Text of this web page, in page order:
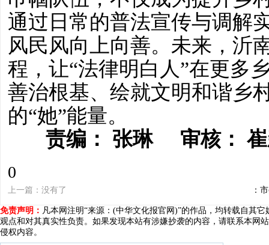
通过日常的普法宣传与调解
风民风向上向善。未来，沂
程，让“法律明白人”在更多
善治根基、绘就文明和谐乡
的“她”能量。
责编： 张琳 审核： 崔
0
上一篇：没有了 下一篇：
免责声明： 凡本网注明“来源：(中华文化报官网)”的作品，均转载自其
观点和对其真实性负责。如果发现本站有涉嫌抄袭的内容，请联系本网
侵权内容。